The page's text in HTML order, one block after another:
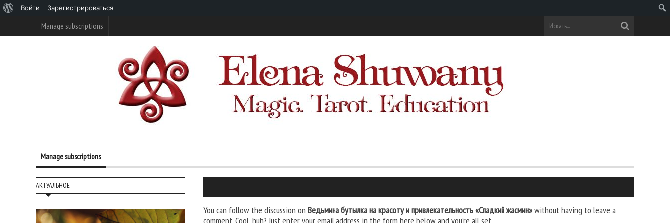
Manage subscriptions
Manage subscriptions
You can follow the discussion on Ведьмина бутылка на красоту и привлекательность «Сладкий жасмин»without having to leave a
comment. Cool, huh? Just enter your email address in the form here below and you’re all set.
АКТУАЛЬНОЕ
WordPress
Войти Зарегистрироваться